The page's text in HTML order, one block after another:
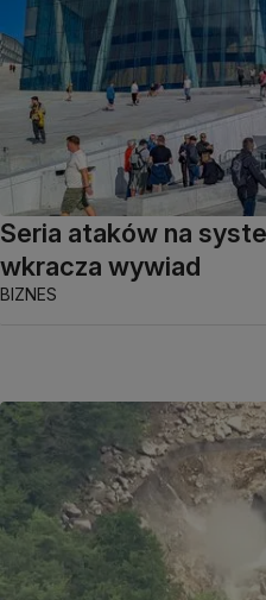
Seria ataków na
wkracza wywiad
BIZNES